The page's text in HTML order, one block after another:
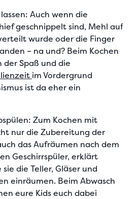
Auch wenn die
geschnippelt sind, Mehl auf
wurde oder die Finger
– na und? Beim Kochen
Spaß und die
im Vordergrund
ist da eher ein
Zum Kochen mit
nur die Zubereitung der
das Aufräumen nach dem
Geschirrspüler, erklärt
die Teller, Gläser und
einräumen. Beim Abwasch
eure Kids euch dabei